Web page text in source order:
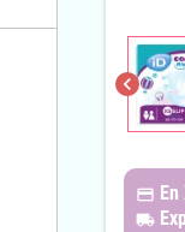
chevron_left
payments
En
local_shipping